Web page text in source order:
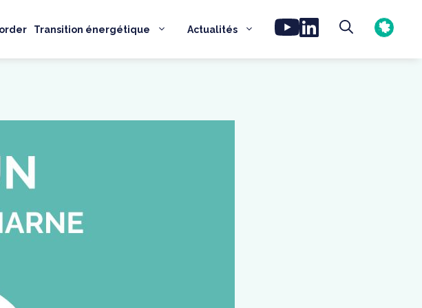
Transition énergétique Actualités